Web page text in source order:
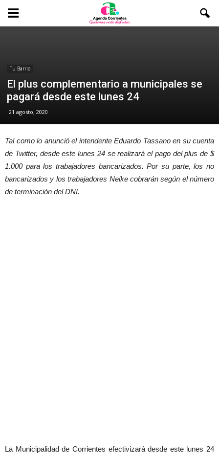
Tu Barrio
El plus complementario a municipales se
pagará desde este lunes 24
21 agosto, 2020
Tal como lo anunció el intendente Eduardo Tassano en su cuenta
de Twitter, desde este lunes 24 se realizará el pago del plus de $
1.000 para los trabajadores bancarizados. Por su parte, los no
bancarizados y los trabajadores Neike cobrarán según el número
de terminación del DNI.
La Municipalidad de Corrientes efectivizará desde este lunes 24